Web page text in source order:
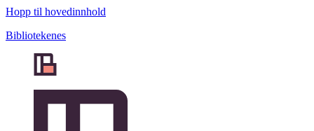
Hopp til hovedinnhold
Bibliotekenes